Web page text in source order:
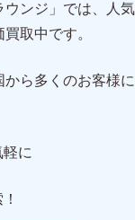
ウンジ」では、人気
取中です。
ら多くのお客様に
に